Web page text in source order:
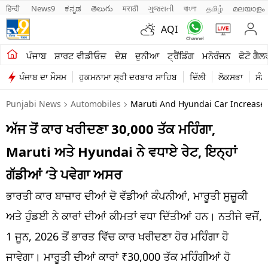
हिन्दी News9 ಕನ್ನಡ తెలుగు मराठी ગુજરાતી বাংলা தமிழ் മലയാളം
AQI
ਪੰਜਾਬ ਸ਼ਾਰਟ ਵੀਡੀਓਜ਼ ਦੇਸ਼ ਦੁਨੀਆ ਟ੍ਰੈਂਡਿੰਗ ਮਨੋਰੰਜਨ ਫੋਟੋ
ਪੰਜਾਬ ਦਾ ਮੌਸਮ ਹੁਕਮਨਾਮਾ ਸ੍ਰੀ ਦਰਬਾਰ ਸਾਹਿਬ ਦਿੱਲੀ ਲੋਕਸਭਾ
ਖੇਤੀਬਾੜੀ
ਸ਼ਾਰਟ ਵੀਡੀਓਜ਼
ਕਾਰੋਬਾਰ
ਕਰਿਅਰ
ਦੇਸ਼
ਲਾਈਫ ਸਟਾਈਲ
ਪੰਜਾਬ
Punjabi News Automobiles Maruti And Hyundai Car
ਅੱਜ ਤੋਂ ਕਾਰ ਖਰੀਦਣਾ 30,000 ਤੱਕ ਮਹਿੰਗਾ,
Maruti ਅਤੇ Hyundai ਨੇ ਵਧਾਏ ਰੇਟ, ਇਨ੍ਹਾਂ
ਗੱਡੀਆਂ ‘ਤੇ ਪਵੇਗਾ ਅਸਰ
ਭਾਰਤੀ ਕਾਰ ਬਾਜ਼ਾਰ ਦੀਆਂ ਦੋ ਵੱਡੀਆਂ ਕੰਪਨੀਆਂ, ਮਾਰੂਤੀ ਸੁਜ਼ੂਕੀ
ਅਤੇ ਹੁੰਡਈ ਨੇ ਕਾਰਾਂ ਦੀਆਂ ਕੀਮਤਾਂ ਵਧਾ ਦਿੱਤੀਆਂ ਹਨ। ਨਤੀਜੇ ਵਜੋਂ,
1 ਜੂਨ, 2026 ਤੋਂ ਭਾਰਤ ਵਿੱਚ ਕਾਰ ਖਰੀਦਣਾ ਹੋਰ ਮਹਿੰਗਾ ਹੋ
ਜਾਵੇਗਾ। ਮਾਰੂਤੀ ਦੀਆਂ ਕਾਰਾਂ ₹30,000 ਤੱਕ ਮਹਿੰਗੀਆਂ ਹੋ